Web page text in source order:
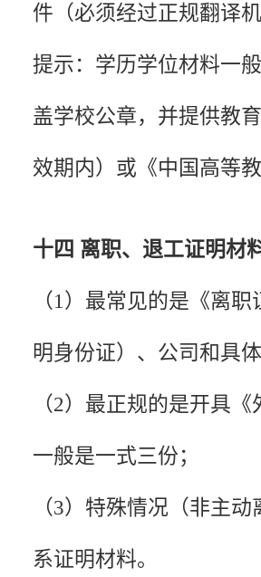
件（必须经过正规翻译
提示：学历学位材料一
盖学校公章，并提供教
效期内）或《中国高等
十四 离职、退工证明材
（1）最常见的是《离
明身份证）、公司和具
（2）最正规的是开具
一般是一式三份；
（3）特殊情况（非主
系证明材料。